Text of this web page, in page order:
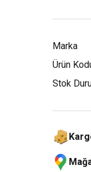
Marka
Ürün
Stok